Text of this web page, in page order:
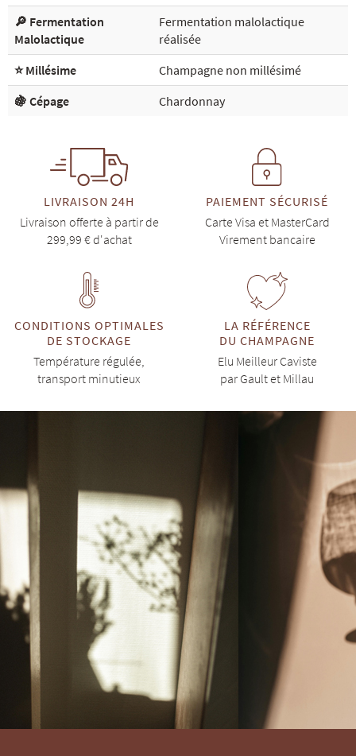
🔎 Fermentation
Malolactique
Fermentation malolactique
réalisée
⭐ Millésime
Champagne non millésimé
🍇 Cépage
Chardonnay
LIVRAISON 24H
Livraison offerte à partir de
299,99 € d'achat
PAIEMENT SÉCURISÉ
Carte Visa et MasterCard
Virement bancaire
CONDITIONS OPTIMALES
DE STOCKAGE
Température régulée,
transport minutieux
LA RÉFÉRENCE
DU CHAMPAGNE
Elu Meilleur Caviste
par Gault et Millau